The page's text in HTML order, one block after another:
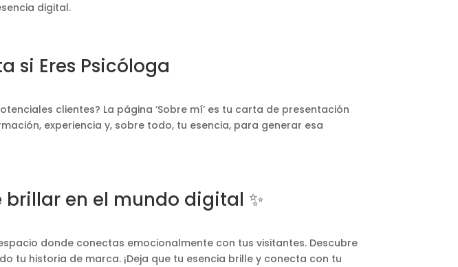
digital.
si Eres Psicóloga
clientes? La página ‘Sobre mí’ es tu carta de presentación
experiencia y, sobre todo, tu esencia, para generar esa
en el mundo digital ✨
donde conectas emocionalmente con tus visitantes. Descubre
tu historia de marca. ¡Deja que tu esencia brille y conecta con tu